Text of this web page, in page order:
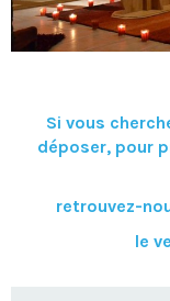
Si vous
déposer, pour
retrouvez-
le